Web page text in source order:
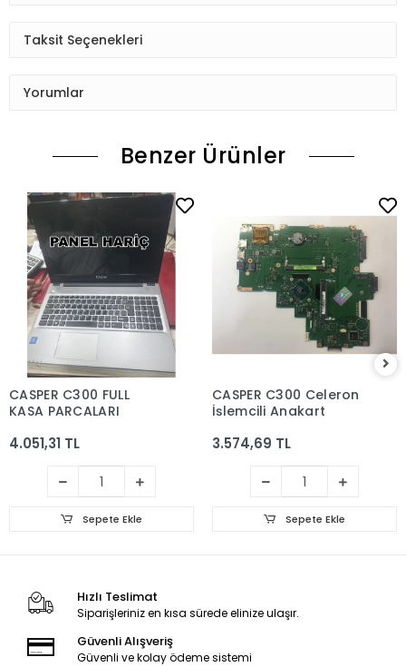
Taksit Seçenekleri
Yorumlar
Benzer Ürünler
CASPER C300 FULL
KASA PARCALARI
4.051,31 TL
Sepete Ekle
CASPER C300 Celeron
İşlemcili Anakart
3.574,69 TL
Sepete Ekle
Hızlı Teslimat
Siparişleriniz en kısa sürede elinize ulaşır.
Güvenli Alışveriş
Güvenli ve kolay ödeme sistemi